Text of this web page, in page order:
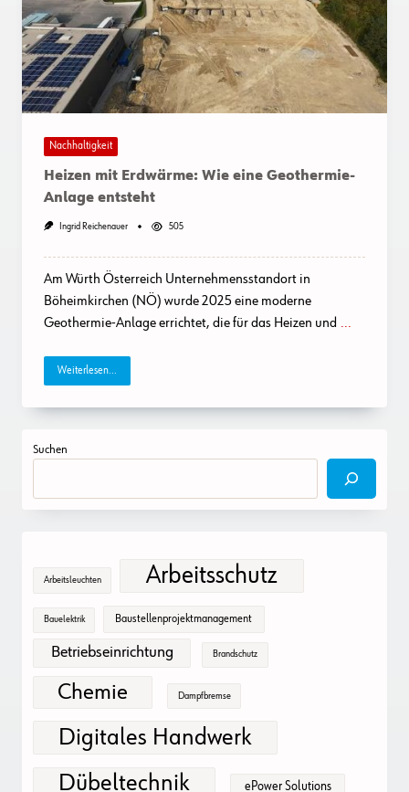
Nachhaltigkeit
Heizen mit Erdwärme: Wie eine Geothermie-
Anlage entsteht
Ingrid Reichenauer 505
Am Würth Österreich Unternehmensstandort in
Böheimkirchen (NÖ) wurde 2025 eine moderne
Geothermie-Anlage errichtet, die für das Heizen und ...
Weiterlesen...
Suchen
Arbeitsleuchten Arbeitsschutz
Bauelektrik Baustellenprojektmanagement
Betriebseinrichtung Brandschutz
Chemie Dampfbremse
Digitales Handwerk
Dübeltechnik
ePower Solutions